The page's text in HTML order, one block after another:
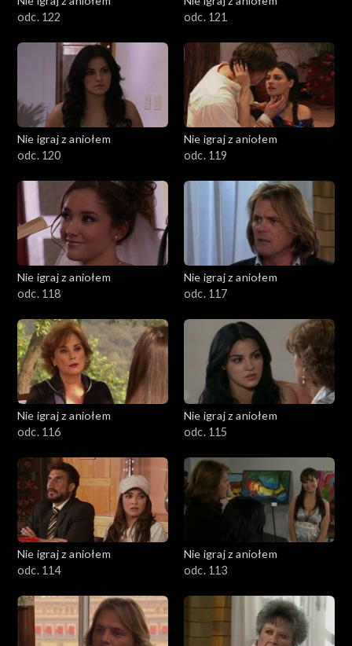
odc. 122
odc. 121
Nie igraj z aniołem
odc. 120
Nie igraj z aniołem
odc. 119
Nie igraj z aniołem
odc. 118
Nie igraj z aniołem
odc. 117
Nie igraj z aniołem
odc. 116
Nie igraj z aniołem
odc. 115
Nie igraj z aniołem
odc. 114
Nie igraj z aniołem
odc. 113